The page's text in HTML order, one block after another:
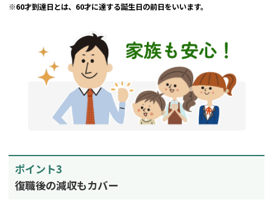
※60才到達日とは、60才に達する誕生日の前日をいいます。
ポイント3
復職後の減収もカバー